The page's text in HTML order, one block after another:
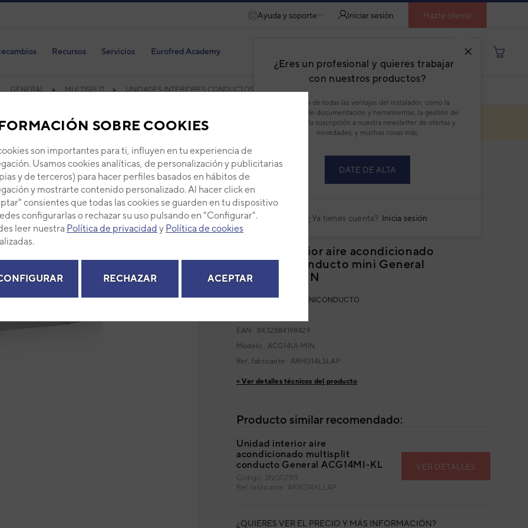
SOBRE COOKIES
son importantes para ti, influyen en tu experiencia de
Usamos cookies analíticas, de personalización y publicitarias
y de terceros) para hacer perfiles basados en hábitos de
y mostrarte contenido personalizado. Al hacer click en
consientes que todas las cookies se guarden en tu dispositivo
configurarlas o rechazar su uso pulsando en "Configurar".
leer nuestra Política de privacidad y Política de cookies
RECHAZAR ACEPTAR
Ayuda y soporte Iniciar sesión
¿Eres un profesional y quieres trabajar
con nuestros productos?
Disfruta de todas las ventajas del instalador, como la
descarga de documentación y herramientas, la gestión de
pedidos, la suscripción a nuestra newsletter de ofertas y
novedades, y muchas cosas más.
DATE DE ALTA
¿Ya tienes cuenta? Inicia sesión
Hazte cliente
Recursos Servicios Eurofred Academy
GENERAL MULTISPLIT UNIDADES INTERIORES CONDUCTOS
Producto descatalogado
Unidad interior aire acondicionado
multisplit conducto mini General
ACG14UI-MIN
SerieMULTISPLIT MINICONDUCTO
EAN: 8432884198429
Modelo: ACG14UI-MIN
Ref. fabricante: ARHG14LSLAP
+ Ver detalles técnicos del producto
Producto similar recomendado:
Unidad interior aire
acondicionado multisplit
conducto General ACG14MI-KL
Código: 3NGG7119
Ref. fabricante: ARXG14KLLAP
VER DETALLES
¿QUIERES VER EL PRECIO Y MÁS INFORMACIÓN?